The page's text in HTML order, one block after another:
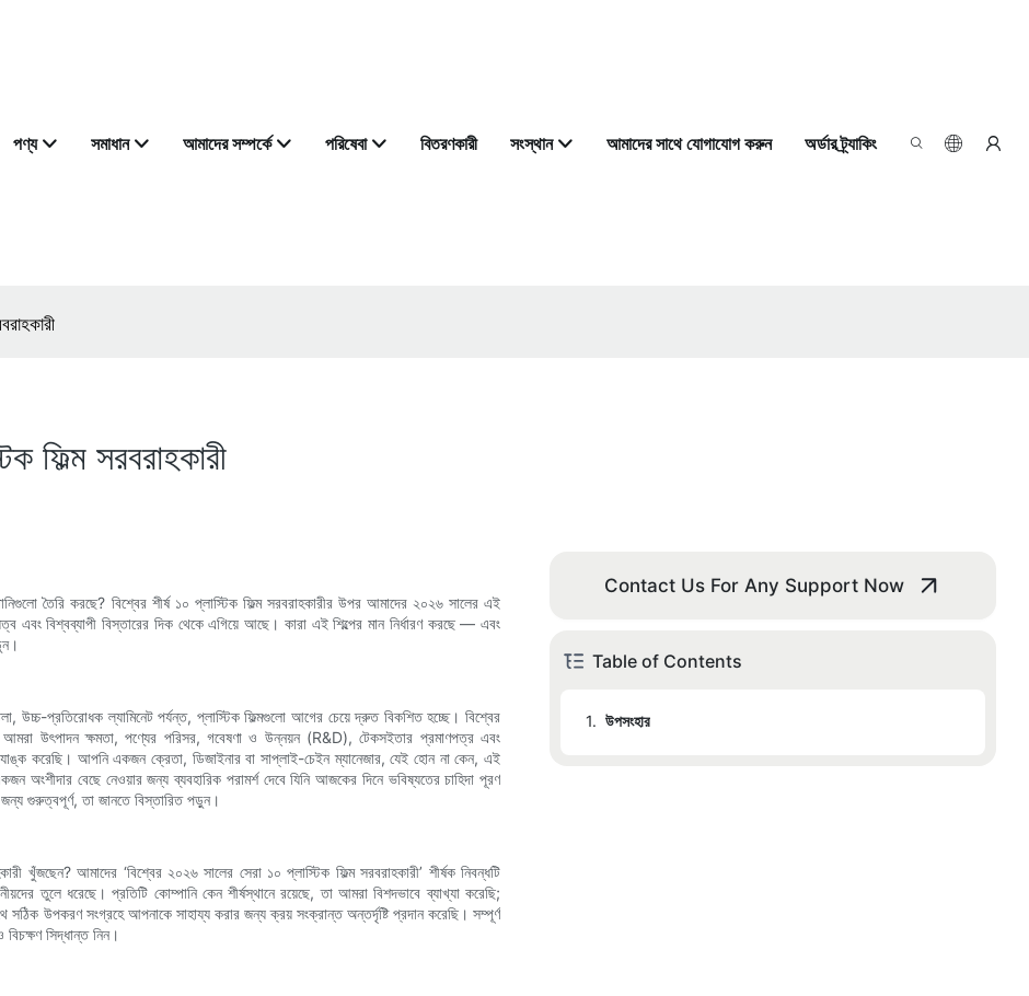
পণ্য সমাধান আমাদের সম্পর্কে পরিষেবা বিতরণকারী সংস্থান আমাদের সাথে যোগাযোগ করুন অর্ডার ট্র্যাকিং
ফিল্ম সরবরাহকারী
তৈরি করছে? বিশ্বের শীর্ষ ১০ প্লাস্টিক ফিল্ম সরবরাহকারীর উপর আমাদের ২০২৬ সালের এই
এবং বিশ্বব্যাপী বিস্তারের দিক থেকে এগিয়ে আছে। কারা এই শিল্পের মান নির্ধারণ করছে — এবং
উচ্চ-প্রতিরোধক ল্যামিনেট পর্যন্ত, প্লাস্টিক ফিল্মগুলো আগের চেয়ে দ্রুত বিকশিত হচ্ছে। বিশ্বের
আমরা উৎপাদন ক্ষমতা, পণ্যের পরিসর, গবেষণা ও উন্নয়ন (R&D), টেকসইতার প্রমাণপত্র এবং
র‍্যাঙ্ক করেছি। আপনি একজন ক্রেতা, ডিজাইনার বা সাপ্লাই-চেইন ম্যানেজার, যেই হোন না কেন, এই
বেছে নেওয়ার জন্য ব্যবহারিক পরামর্শ দেবে যিনি আজকের দিনে ভবিষ্যতের চাহিদা পূরণ
গুরুত্বপূর্ণ, তা জানতে বিস্তারিত পড়ুন।
খুঁজছেন? আমাদের ‘বিশ্বের ২০২৬ সালের সেরা ১০ প্লাস্টিক ফিল্ম সরবরাহকারী’ শীর্ষক নিবন্ধটি
তুলে ধরেছে। প্রতিটি কোম্পানি কেন শীর্ষস্থানে রয়েছে, তা আমরা বিশদভাবে ব্যাখ্যা করেছি;
সঠিক উপকরণ সংগ্রহে আপনাকে সাহায্য করার জন্য ক্রয় সংক্রান্ত অন্তর্দৃষ্টি প্রদান করেছি। সম্পূর্ণ
সিদ্ধান্ত নিন।
Contact Us For Any Support Now
Table of Contents
1. উপসংহার